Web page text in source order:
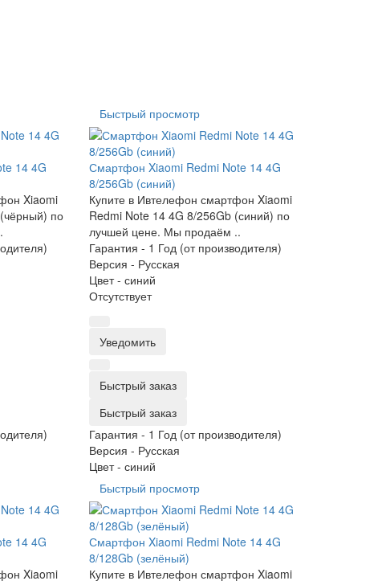
14 4G
Xiaomi
по
Быстрый просмотр
Смартфон Xiaomi Redmi Note 14 4G
8/256Gb (синий)
Купите в Ивтелефон смартфон Xiaomi
Redmi Note 14 4G 8/256Gb (синий) по
лучшей цене. Мы продаём ..
Гарантия - 1 Год (от производителя)
Версия - Русская
Цвет -синий
Отсутствует
Уведомить
Быстрый заказ
Быстрый заказ
Гарантия - 1 Год (от производителя)
Версия - Русская
Цвет -синий
14 4G
Xiaomi
Быстрый просмотр
Смартфон Xiaomi Redmi Note 14 4G
8/128Gb (зелёный)
Купите в Ивтелефон смартфон Xiaomi